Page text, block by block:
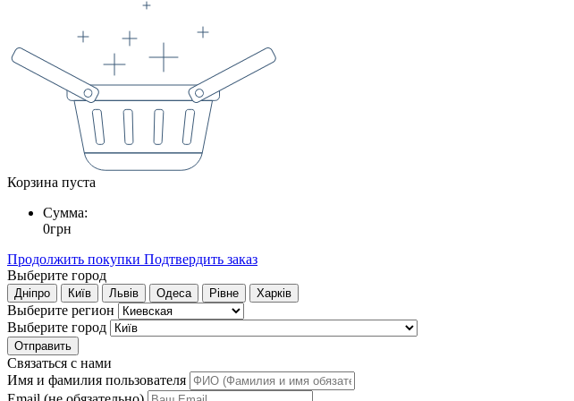
Корзина пуста
Сумма:
0грн
Продолжить покупки Подтвердить заказ
Выберите город
Дніпро Київ Львів Одеса Рівне Харків
Выберите регион
Выберите город
Отправить
Связаться с нами
Имя и фамилия пользователя